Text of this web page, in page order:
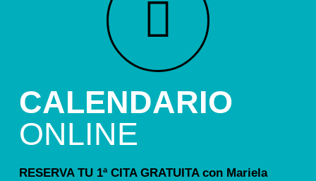
CALENDARIO
ONLINE
RESERVA TU 1ª CITA GRATUITA con Mariela